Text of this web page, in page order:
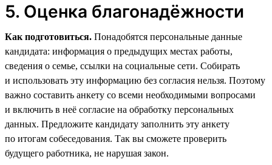
5. Оценка благонадёжности
Как подготовиться. Понадобятся персональные данные
кандидата: информация о предыдущих местах работы,
сведения о семье, ссылки на социальные сети. Собирать
и использовать эту информацию без согласия нельзя. Поэтому
важно составить анкету со всеми необходимыми вопросами
и включить в неё согласие на обработку персональных
данных. Предложите кандидату заполнить эту анкету
по итогам собеседования. Так вы сможете проверить
будущего работника, не нарушая закон.